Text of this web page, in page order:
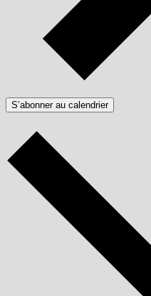
S’abonner au calendrier